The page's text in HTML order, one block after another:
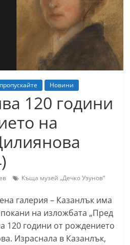
Новини
120 години
на
Къща музей „Дечко Узунов“
галерия – Казанлък има
на изложбата „Пред
120 години от рождението
Израснала в Казанлък,